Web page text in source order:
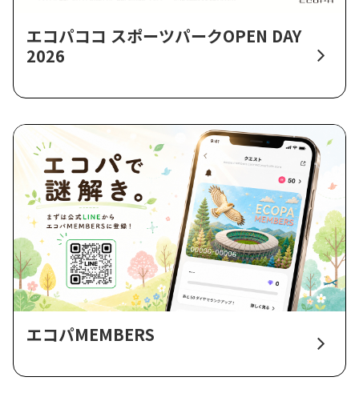
エコパココ スポーツパークOPEN DAY
2026
エコパMEMBERS